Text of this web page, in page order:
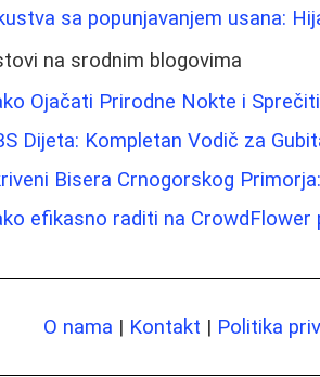
sa popunjavanjem usana:
na srodnim blogovima
Ojačati Prirodne Nokte i
Dijeta: Kompletan Vodič za
Bisera Crnogorskog
efikasno raditi na
O nama | Kontakt | Politika